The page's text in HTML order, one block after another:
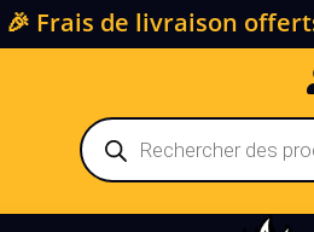
🎉 Frais de livraison
Recherche
de
produits